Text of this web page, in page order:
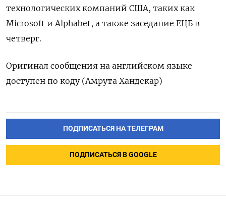
технологических компаний США, таких как
Microsoft и Alphabet, а также заседание ЕЦБ в
четверг.
Оригинал сообщения на английском языке
доступен по коду (Амрута Хандекар)
ПОДПИСАТЬСЯ НА ТЕЛЕГРАМ
ПОДПИСАТЬСЯ В GOOGLE